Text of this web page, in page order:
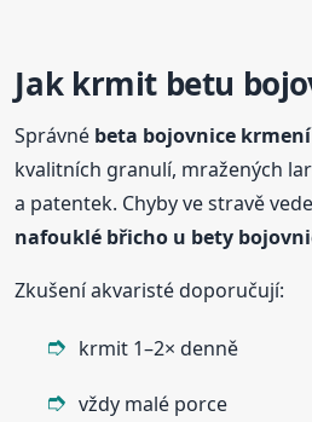
Jak krmit betu
Správné beta bojovnice krmení
kvalitních granulí, mražených
a patentek. Chyby ve stravě
nafouklé břicho u bety
Zkušení akvaristé doporučují:
krmit 1–2× denně
vždy malé porce